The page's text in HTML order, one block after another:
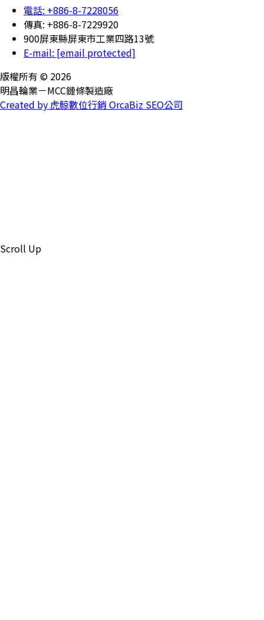
電話: +886-8-7228056
傳真: +886-8-7229920
900屏東縣屏東市工業四路13號
E-mail: [email protected]
版權所有 © 2026
明昌輪業－MCC鏈條製造廠
Created by 虎鯨數位行銷 OrcaBiz SEO公司
Scroll Up